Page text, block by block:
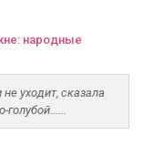
народные
уходит, сказала